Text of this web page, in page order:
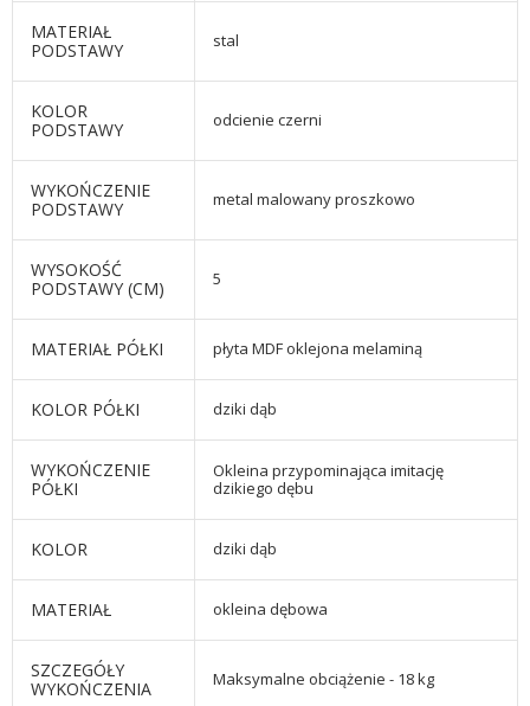
MATERIAŁ
PODSTAWY
stal
KOLOR
PODSTAWY
odcienie czerni
WYKOŃCZENIE
PODSTAWY
metal malowany proszkowo
WYSOKOŚĆ
PODSTAWY (CM)
5
MATERIAŁ PÓŁKI płyta MDF oklejona melaminą
KOLOR PÓŁKI dziki dąb
WYKOŃCZENIE
PÓŁKI
Okleina przypominająca imitację
dzikiego dębu
KOLOR dziki dąb
MATERIAŁ okleina dębowa
SZCZEGÓŁY
WYKOŃCZENIA
Maksymalne obciążenie - 18 kg